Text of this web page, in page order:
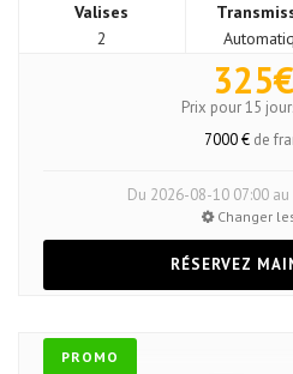
Valises
2
325€
Prix pour 15
7000 € de
Du 2026-08-10 07:00
Changer
RÉSERVEZ
PROMO